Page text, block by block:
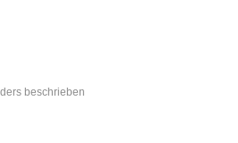
beschrieben